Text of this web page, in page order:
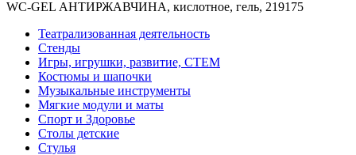
WC-GEL АНТИРЖАВЧИНА, кислотное, гель, 219175
Театрализованная деятельность
Стенды
Игры, игрушки, развитие, СТЕМ
Костюмы и шапочки
Музыкальные инструменты
Мягкие модули и маты
Спорт и Здоровье
Столы детские
Стулья